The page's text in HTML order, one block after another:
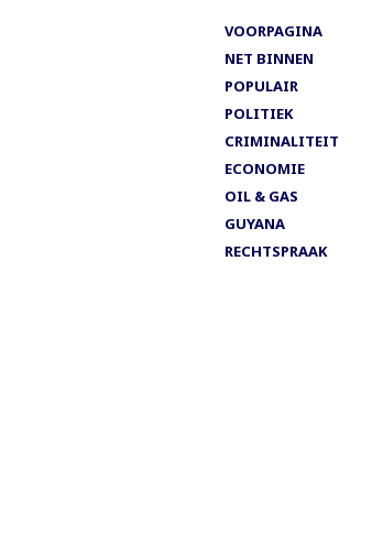
VOORPAGINA
NET BINNEN
POPULAIR
POLITIEK
CRIMINALITEIT
ECONOMIE
OIL & GAS
GUYANA
RECHTSPRAAK